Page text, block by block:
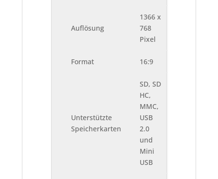
Auflösung
1366 x
768
Pixel
Format 16:9
Unterstützte
Speicherkarten
SD, SD
HC,
MMC,
USB
2.0
und
Mini
USB